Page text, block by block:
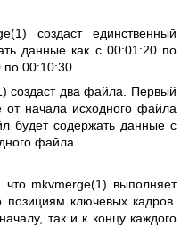
создаст единственный
данные как с 00:01:20 по
00:10:30.
создаст два файла. Первый
от начала исходного файла
будет содержать данные с
файла.
что mkvmerge(1) выполняет
ключевых кадров.
так и к концу каждого